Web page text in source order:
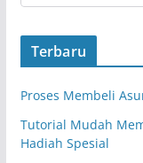
Terbaru
Proses Membeli
Tutorial Mudah
Hadiah Spesial